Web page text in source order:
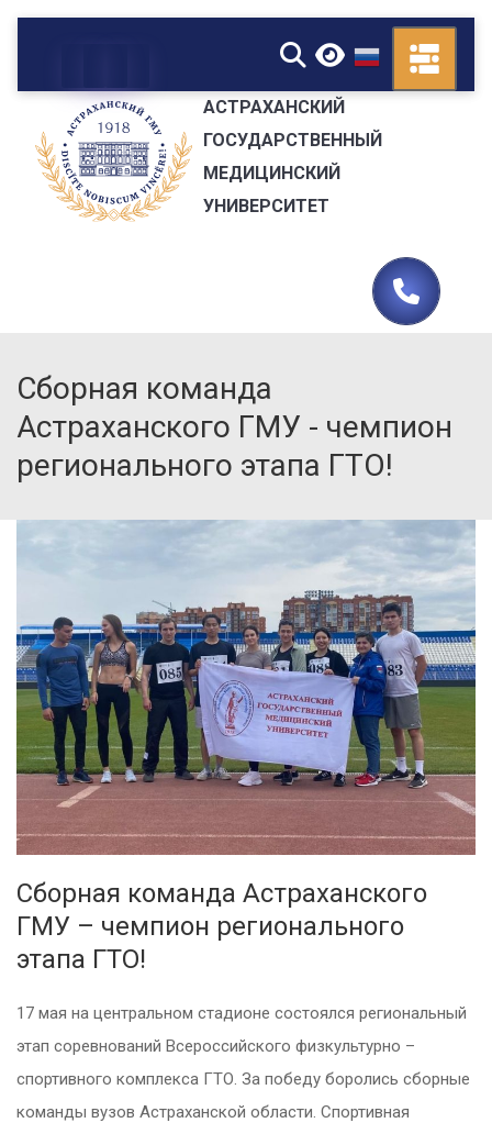
▼
АСТРАХАНСКИЙ
ГОСУДАРСТВЕННЫЙ
МЕДИЦИНСКИЙ
УНИВЕРСИТЕТ
Сборная команда
Астраханского ГМУ - чемпион
регионального этапа ГТО!
Сборная команда Астраханского
ГМУ – чемпион регионального
этапа ГТО!
17 мая на центральном стадионе состоялся региональный
этап соревнований Всероссийского физкультурно –
спортивного комплекса ГТО. За победу боролись сборные
команды вузов Астраханской области. Спортивная